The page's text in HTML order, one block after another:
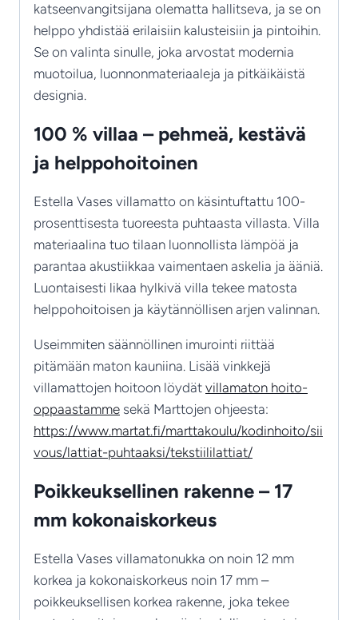
katseenvangitsijana olematta hallitseva, ja se on
helppo yhdistää erilaisiin kalusteisiin ja pintoihin.
Se on valinta sinulle, joka arvostat modernia
muotoilua, luonnonmateriaaleja ja pitkäikäistä
designia.
100 % villaa – pehmeä, kestävä
ja helppohoitoinen
Estella Vases villamatto on käsintuftattu 100-
prosenttisesta tuoreesta puhtaasta villasta. Villa
materiaalina tuo tilaan luonnollista lämpöä ja
parantaa akustiikkaa vaimentaen askelia ja ääniä.
Luontaisesti likaa hylkivä villa tekee matosta
helppohoitoisen ja käytännöllisen arjen valinnan.
Useimmiten säännöllinen imurointi riittää
pitämään maton kauniina. Lisää vinkkejä
villamattojen hoitoon löydät villamaton hoito-
oppaastamme sekä Marttojen ohjeesta:
https://www.martat.fi/marttakoulu/kodinhoito/sii
vous/lattiat-puhtaaksi/tekstiililattiat/
Poikkeuksellinen rakenne – 17
mm kokonaiskorkeus
Estella Vases villamatonukka on noin 12 mm
korkea ja kokonaiskorkeus noin 17 mm –
poikkeuksellisen korkea rakenne, joka tekee